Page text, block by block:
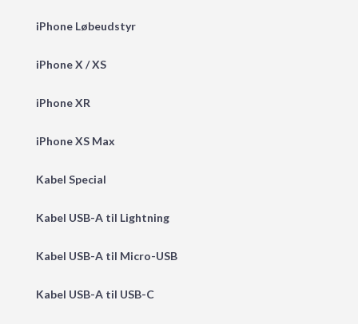
iPhone Løbeudstyr
iPhone X / XS
iPhone XR
iPhone XS Max
Kabel Special
Kabel USB-A til Lightning
Kabel USB-A til Micro-USB
Kabel USB-A til USB-C